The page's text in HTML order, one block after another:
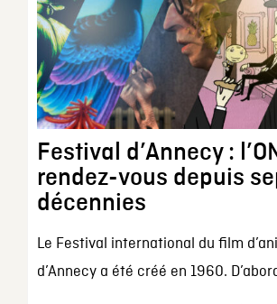
Festival d’Annecy :
rendez-vous depuis
décennies
Le Festival international du film
d’Annecy a été créé en 1960.